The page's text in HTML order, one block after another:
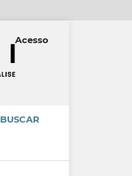
BUSCAR
Acesso